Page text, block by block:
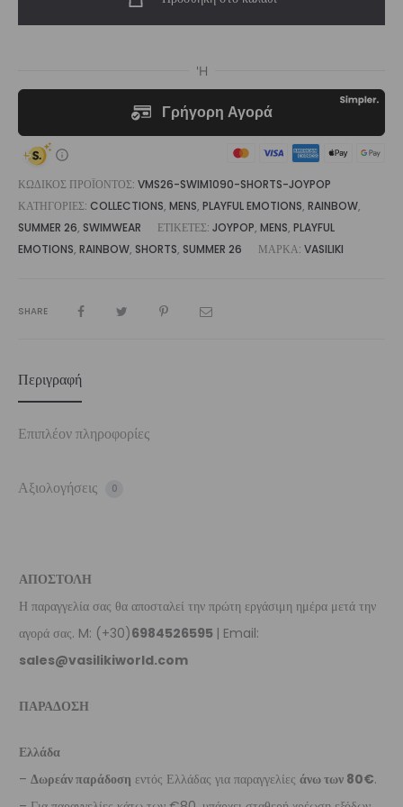
|
ΚΩΔΙΚΌΣ ΠΡΟΪΌΝΤΟΣ: VMS26-SWIM1090-SHORTS-JOYPOP
ΚΑΤΗΓΟΡΊΕΣ: COLLECTIONS, MENS, PLAYFUL EMOTIONS, RAINBOW,
SUMMER 26, SWIMWEAR ΕΤΙΚΈΤΕΣ: JOYPOP, MENS, PLAYFUL
EMOTIONS, RAINBOW, SHORTS, SUMMER 26 ΜΆΡΚΑ: VASILIKI
SHARE
Περιγραφή
Επιπλέον πληροφορίες
Αξιολογήσεις 0
ΑΠΟΣΤΟΛΗ
Η παραγγελία σας θα αποσταλεί την πρώτη εργάσιμη ημέρα μετά την
αγορά σας. M: (+30)6984526595 | Email:
sales@vasilikiworld.com
ΠΑΡΑΔΟΣΗ
Ελλάδα
– Δωρεάν παράδοση εντός Ελλάδας για παραγγελίες άνω των 80€.